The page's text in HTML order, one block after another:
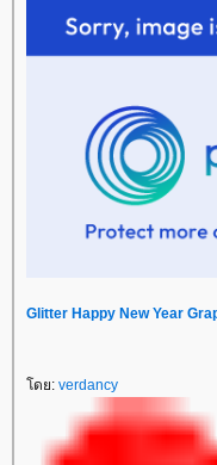
Glitter Happy New Year
โดย: verdancy